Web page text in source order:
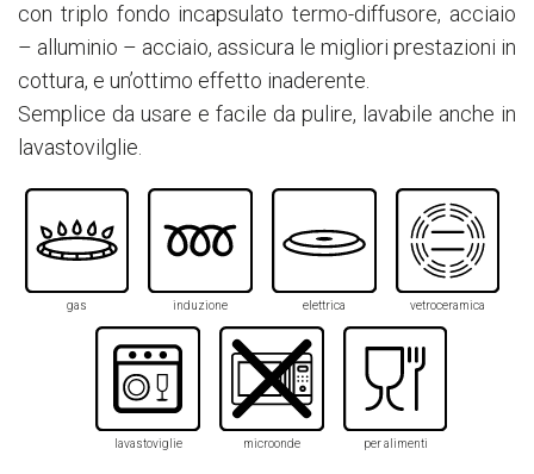
con triplo fondo incapsulato termo-diffusore, acciaio
– alluminio – acciaio, assicura le migliori prestazioni in
cottura, e un’ottimo effetto inaderente.
Semplice da usare e facile da pulire, lavabile anche in
lavastovilglie.
gas induzione elettrica vetroceramica
lavastoviglie microonde per alimenti